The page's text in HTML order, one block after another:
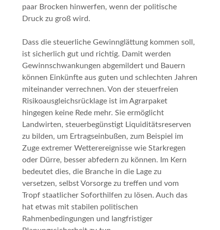
paar Brocken hinwerfen, wenn der politische
Druck zu groß wird.
Dass die steuerliche Gewinnglättung kommen soll,
ist sicherlich gut und richtig. Damit werden
Gewinnschwankungen abgemildert und Bauern
können Einkünfte aus guten und schlechten Jahren
miteinander verrechnen. Von der steuerfreien
Risikoausgleichsrücklage ist im Agrarpaket
hingegen keine Rede mehr. Sie ermöglicht
Landwirten, steuerbegünstigt Liquiditätsreserven
zu bilden, um Ertragseinbußen, zum Beispiel im
Zuge extremer Wetterereignisse wie Starkregen
oder Dürre, besser abfedern zu können. Im Kern
bedeutet dies, die Branche in die Lage zu
versetzen, selbst Vorsorge zu treffen und vom
Tropf staatlicher Soforthilfen zu lösen. Auch das
hat etwas mit stabilen politischen
Rahmenbedingungen und langfristiger